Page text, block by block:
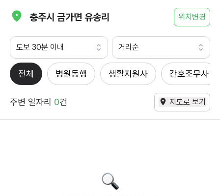
충주시 금가면 유송리 위치변경
도보 30분 이내 거리순
전체 병원동행 생활지원사 간호조무사
주변 일자리 0건 지도로 보기